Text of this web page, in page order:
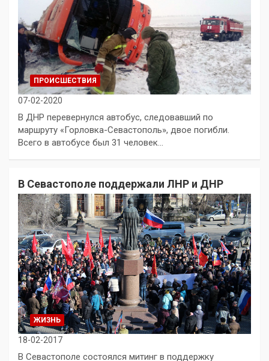
ПРОИСШЕСТВИЯ
07-02-2020
В ДНР перевернулся автобус, следовавший по
маршруту «Горловка-Севастополь», двое погибли.
Всего в автобусе был 31 человек…
В Севастополе поддержали ЛНР и ДНР
ЖИЗНЬ
18-02-2017
В Севастополе состоялся митинг в поддержку